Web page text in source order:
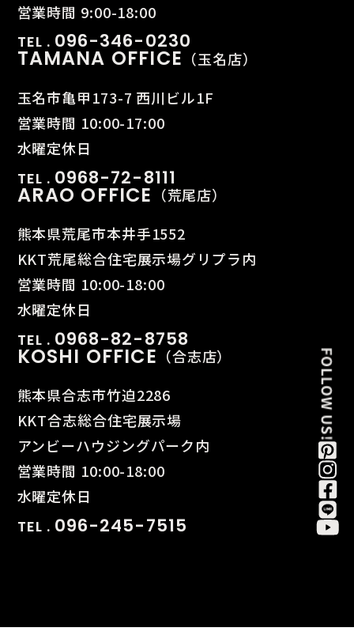
営業時間 9:00-18:00
TEL . 096-346-0230
TAMANA OFFICE （玉名店）
玉名市亀甲173-7 西川ビル1F
営業時間 10:00-17:00
水曜定休日
TEL . 0968-72-8111
ARAO OFFICE （荒尾店）
熊本県荒尾市本井手1552
KKT荒尾総合住宅展示場グリプラ内
営業時間 10:00-18:00
水曜定休日
TEL . 0968-82-8758
KOSHI OFFICE （合志店）
熊本県合志市竹迫2286
KKT合志総合住宅展示場
アンビーハウジングパーク内
営業時間 10:00-18:00
水曜定休日
TEL . 096-245-7515